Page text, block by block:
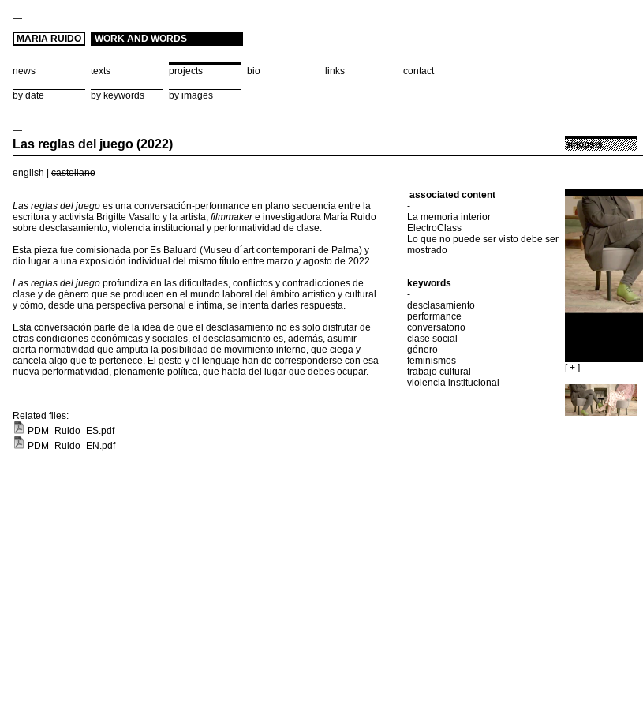
—
MARIA RUIDO
WORK AND WORDS
news texts projects bio links contact
by date by keywords by images
—
Las reglas del juego (2022) sinopsis
english castellano
Las reglas del juego es una conversación-performance en plano secuencia entre la
escritora y activista Brigitte Vasallo y la artista, filmmakere investigadora María Ruido
sobre desclasamiento, violencia institucional y performatividad de clase.
Esta pieza fue comisionada por Es Baluard (Museu d´art contemporani de Palma) y
dio lugar a una exposición individual del mismo título entre marzo y agosto de 2022.
Las reglas del juego profundiza en las dificultades, conflictos y contradicciones de
clase y de género que se producen en el mundo laboral del ámbito artístico y cultural
y cómo, desde una perspectiva personal e íntima, se intenta darles respuesta.
Esta conversación parte de la idea de que el desclasamiento no es solo disfrutar de
otras condiciones económicas y sociales, el desclasamiento es, además, asumir
cierta normatividad que amputa la posibilidad de movimiento interno, que ciega y
cancela algo que te pertenece. El gesto y el lenguaje han de corresponderse con esa
nueva performatividad, plenamente política, que habla del lugar que debes ocupar.
Related files:
PDM_Ruido_ES.pdf
PDM_Ruido_EN.pdf
associated content
-
La memoria interior
ElectroClass
Lo que no puede ser visto debe ser
mostrado
keywords
-
desclasamiento
performance
conversatorio
clase social
género
feminismos
trabajo cultural
violencia institucional
[ + ]